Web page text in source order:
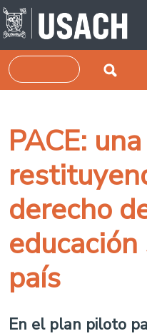
Pasar al contenido principal
Buscar
PACE:
derecho
país
En el plan piloto